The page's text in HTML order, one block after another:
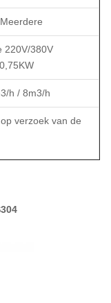
220V/380V
h / 8m3/h
verzoek van de